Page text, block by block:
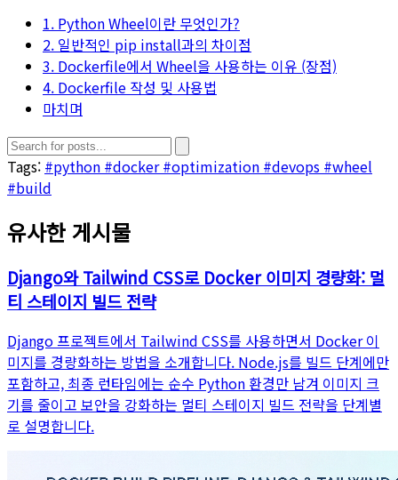
1. Python Wheel이란 무엇인가?
2. 일반적인 pip install과의 차이점
3. Dockerfile에서 Wheel을 사용하는 이유 (장점)
4. Dockerfile 작성 및 사용법
마치며
Tags: #python #docker#optimization #devops #wheel
#build
유사한 게시물
Django와 Tailwind CSS로 Docker 이미지 경량화: 멀
티 스테이지 빌드 전략
Django 프로젝트에서 Tailwind CSS를 사용하면서 Docker 이
미지를 경량화하는 방법을 소개합니다. Node.js를 빌드 단계에만
포함하고, 최종 런타임에는 순수 Python 환경만 남겨 이미지 크
기를 줄이고 보안을 강화하는 멀티 스테이지 빌드 전략을 단계별
로 설명합니다.